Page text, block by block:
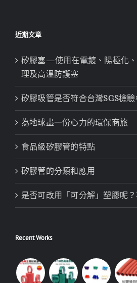
近期文章
矽膠塞—使用在電鍍、陽極化
理及高溫防護塞
矽膠吸管是否符合台灣SGS檢驗
為地球盡一份心力的環保商旅
食品級矽膠管的特點
矽膠管的分類和應用
是否可改用「可分解」塑膠呢
Recent Works